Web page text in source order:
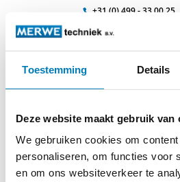
Toestemming Details
Deze website maakt gebruik van
We gebruiken cookies om
personaliseren, om functies voor
en om ons websiteverkeer te
+31 (0) 499 - 33 00 25
Veelzijdig in